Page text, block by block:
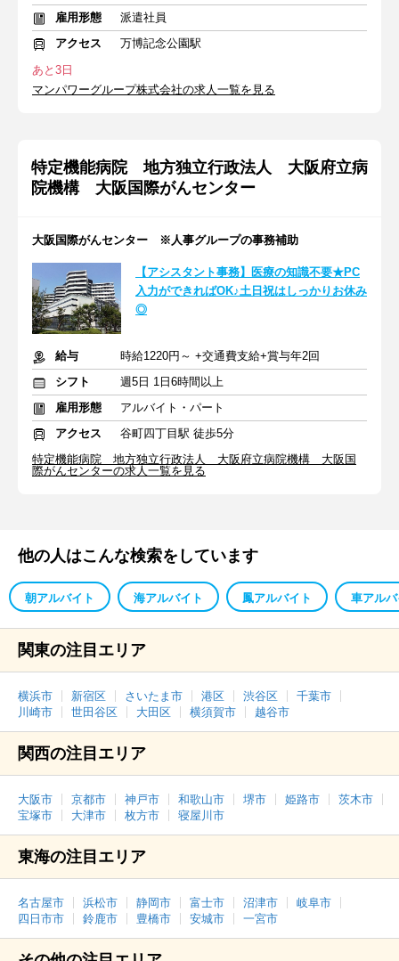
雇用形態
派遣社員
アクセス
万博記念公園駅
あと3日
マンパワーグループ株式会社の求人一覧を見る
特定機能病院 地方独立行政法人 大阪府立病
院機構 大阪国際がんセンター
大阪国際がんセンター ※人事グループの事務補助
【アシスタント事務】医療の知識不要★PC
入力ができればOK♪土日祝はしっかりお休み
◎
給与
時給1220円～ +交通費支給+賞与年2回
シフト
週5日 1日6時間以上
雇用形態
アルバイト・パート
アクセス
谷町四丁目駅 徒歩5分
特定機能病院 地方独立行政法人 大阪府立病院機構 大阪国
際がんセンターの求人一覧を見る
他の人はこんな検索をしています
朝アルバイト 海アルバイト 鳳アルバイト 車アル
関東の注目エリア
横浜市 新宿区 さいたま市 港区 渋谷区
千葉市
川崎市
世田谷区 大田区 横須賀市 越谷市
関西の注目エリア
大阪市 京都市 神戸市 和歌山市 堺市 姫路市
茨木市
宝塚市
大津市 枚方市 寝屋川市
東海の注目エリア
名古屋市 浜松市 静岡市 富士市 沼津市
岐阜市
四日市市
鈴鹿市 豊橋市 安城市 一宮市